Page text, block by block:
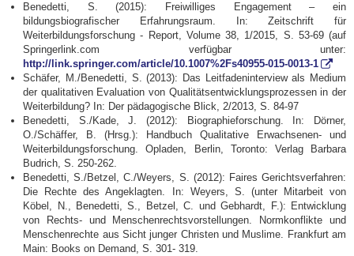
Benedetti, S. (2015): Freiwilliges Engagement – ein
bildungsbiografischer Erfahrungsraum. In: Zeitschrift für
Weiterbildungsforschung - Report, Volume 38, 1/2015, S. 53-69 (auf
Springerlink.com verfügbar unter:
http://link.springer.com/article/10.1007%2Fs40955-015-0013-1
Schäfer, M./Benedetti, S. (2013): Das Leitfadeninterview als Medium
der qualitativen Evaluation von Qualitätsentwicklungsprozessen in der
Weiterbildung? In: Der pädagogische Blick, 2/2013, S. 84-97
Benedetti, S./Kade, J. (2012): Biographieforschung. In: Dörner,
O./Schäffer, B. (Hrsg.): Handbuch Qualitative Erwachsenen- und
Weiterbildungsforschung. Opladen, Berlin, Toronto: Verlag Barbara
Budrich, S. 250-262.
Benedetti, S./Betzel, C./Weyers, S. (2012): Faires Gerichtsverfahren:
Die Rechte des Angeklagten. In: Weyers, S. (unter Mitarbeit von
Köbel, N., Benedetti, S., Betzel, C. und Gebhardt, F.): Entwicklung
von Rechts- und Menschenrechtsvorstellungen. Normkonflikte und
Menschenrechte aus Sicht junger Christen und Muslime. Frankfurt am
Main: Books on Demand, S. 301- 319.